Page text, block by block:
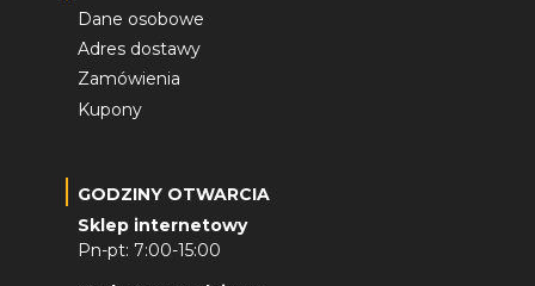
Dane osobowe
Adres dostawy
Zamówienia
Kupony
GODZINY OTWARCIA
Sklep internetowy
Pn-pt: 7:00-15:00